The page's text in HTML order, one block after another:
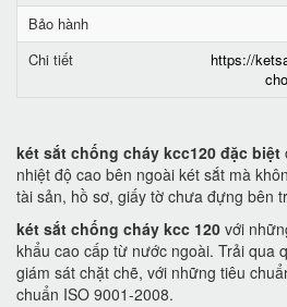
Bảo hành
Chi tiết
https://
két sắt chống cháy kcc120 đặc biệt
nhiệt độ cao bên ngoài két sắt mà
tài sản, hồ sơ, giấy tờ chưa đựng bên
két sắt chống cháy kcc 120 với
khẩu cao cấp từ nước ngoài. Trải qua
giám sát chặt chẽ, với những tiêu
chuẩn ISO 9001-2008.